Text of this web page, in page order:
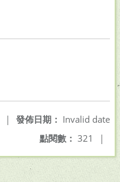
發佈日期： Invalid date
|
點閱數： 321 |